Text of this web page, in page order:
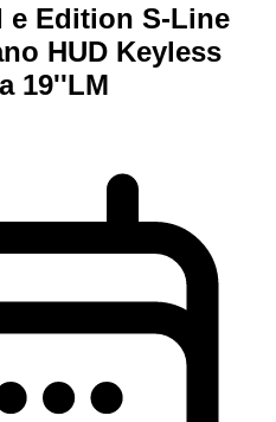
e Edition S-Line
HUD Keyless
19''LM